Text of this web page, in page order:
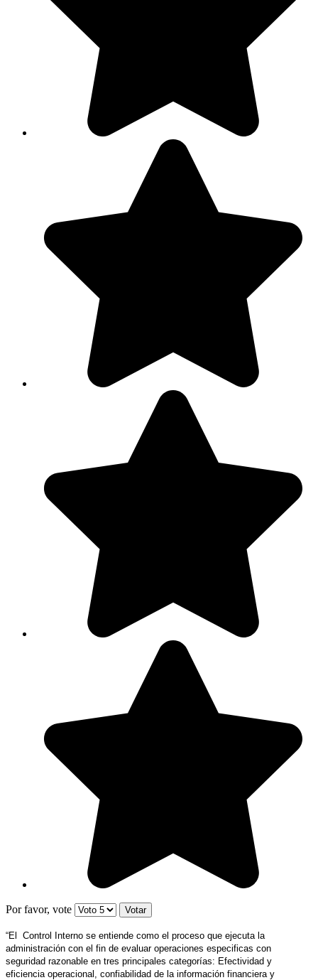
Por favor, vote
“El Control Interno se entiende como el proceso que ejecuta la
administración con el fin de evaluar operaciones especificas con
seguridad razonable en tres principales categorías: Efectividad y
eficiencia operacional, confiabilidad de la información financiera y